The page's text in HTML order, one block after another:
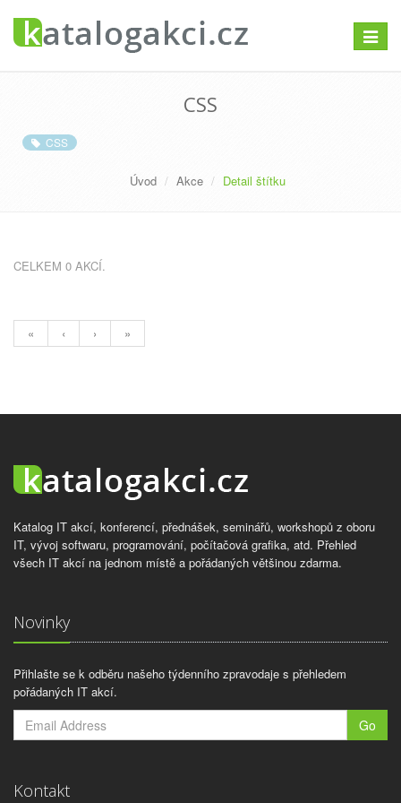
CSS
CSS
Úvod Akce Detail štítku
CELKEM 0 AKCÍ.
« ‹ › »
Katalog IT akcí, konferencí, přednášek, seminářů, workshopů z oboru
IT, vývoj softwaru, programování, počítačová grafika, atd. Přehled
všech IT akcí na jednom místě a pořádaných většinou zdarma.
Novinky
Přihlašte se k odběru našeho týdenního zpravodaje s přehledem
pořádaných IT akcí.
Go
Kontakt